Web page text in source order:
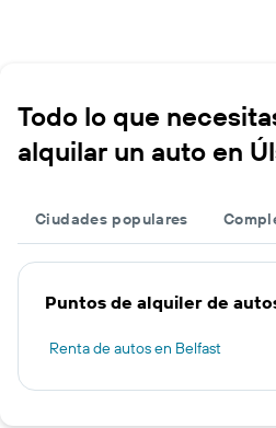
Todo lo que
alquilar un auto en
Ciudades populares
Puntos de alquiler de
Renta de autos en Belfast